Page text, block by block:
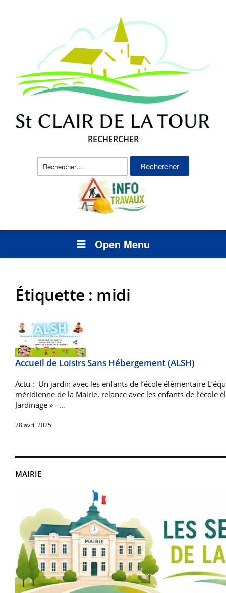
RECHERCHER
Rechercher :
Open Menu
MAIRIE
Étiquette : midi
Accueil de Loisirs Sans Hébergement (ALSH)
Actu : Un jardin avec les enfants de l’école élémentaire
méridienne de la Mairie, relance avec les enfants de l’école
Jardinage » –…
28 avril 2025